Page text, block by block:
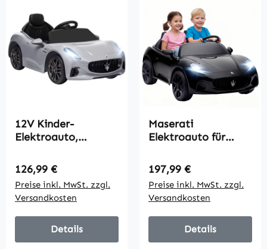
12V Kinder-
Elektroauto,
LED-Lichtern,
Musik, Hupe, für
Kinder von 3-5
Jahren, Grau
Regulärer Preis:
126,99 €
Preise inkl. MwSt. zzgl.
Versandkosten
Details
Maserati
Elektroauto für
Batteriebetrieb,
Fernbedienung,
LED-Lichter,
Musikfunktion,
Schwarz
Regulärer Preis:
197,99 €
Preise inkl. MwSt. zzgl.
Versandkosten
Details